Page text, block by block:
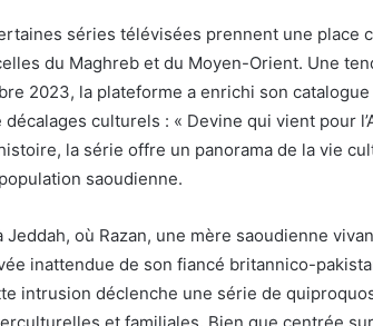
séries télévisées prennent une place
du Maghreb et du Moyen-Orient. Une
2023, la plateforme a enrichi son
culturels : « Devine qui vient pour
la série offre un panorama de la vie
saoudienne.
Jeddah, où Razan, une mère saoudienne
inattendue de son fiancé britannico-
intrusion déclenche une série de